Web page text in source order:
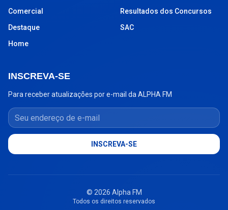
Comercial
Destaque
Home
Resultados dos Concursos
SAC
INSCREVA-SE
Para receber atualizações por e-mail da ALPHA FM
Seu endereço de e-mail
INSCREVA-SE
© 2026 Alpha FM
Todos os direitos reservados